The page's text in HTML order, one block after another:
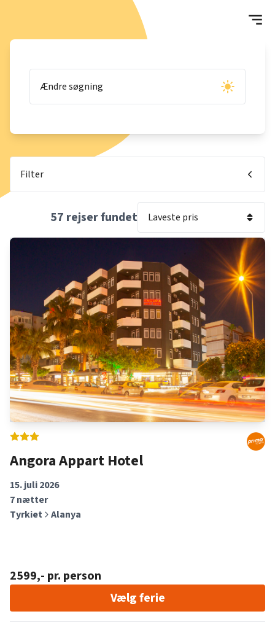
Ændre søgning
Filter
57 rejser fundet Laveste pris
Angora Appart Hotel
15. juli 2026
7nætter
Tyrkiet
Alanya
Vælg ferie
2599,- pr. person